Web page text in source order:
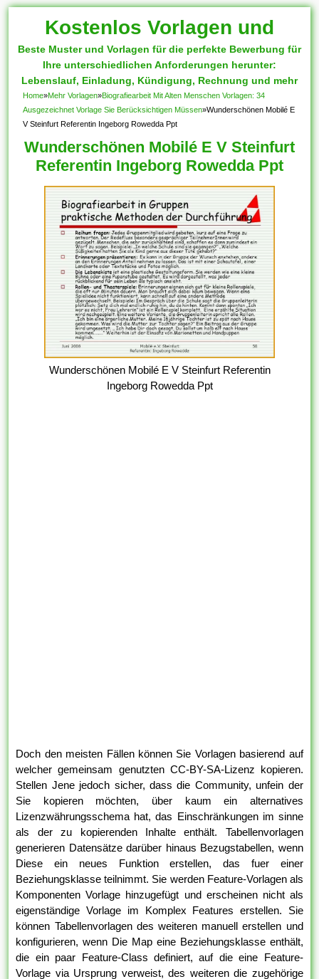
Kostenlos Vorlagen und
Muster
Beste Muster und Vorlagen für die perfekte Bewerbung für
Ihre unterschiedlichen Anforderungen herunter:
Lebenslauf, Einladung, Kündigung, Rechnung und mehr
Home»Mehr Vorlagen»Biografiearbeit Mit Alten Menschen Vorlagen: 34
Ausgezeichnet Vorlage Sie Berücksichtigen Müssen»Wunderschönen Mobilé E
V Steinfurt Referentin Ingeborg Rowedda Ppt
Wunderschönen Mobilé E V Steinfurt
Referentin Ingeborg Rowedda Ppt
Wunderschönen Mobilé E V Steinfurt Referentin
Ingeborg Rowedda Ppt
Doch den meisten Fällen können Sie Vorlagen basierend auf
welcher gemeinsam genutzten CC-BY-SA-Lizenz kopieren.
Stellen Jene jedoch sicher, dass die Community, unfein der
Sie kopieren möchten, über kaum ein alternatives
Lizenzwährungsschema hat, das Einschränkungen im sinne
als der zu kopierenden Inhalte enthält. Tabellenvorlagen
generieren Datensätze darüber hinaus Bezugstabellen, wenn
Diese ein neues Funktion erstellen, das fuer einer
Beziehungsklasse teilnimmt. Sie werden Feature-Vorlagen als
Komponenten Vorlage hinzugefügt und erscheinen nicht als
eigenständige Vorlage im Komplex Features erstellen. Sie
können Tabellenvorlagen des weiteren manuell erstellen und
konfigurieren, wenn Die Map eine Beziehungsklasse enthält,
die ein paar Feature-Class definiert, auf die eine Feature-
Vorlage via Ursprung verweist, des weiteren die zugehörige